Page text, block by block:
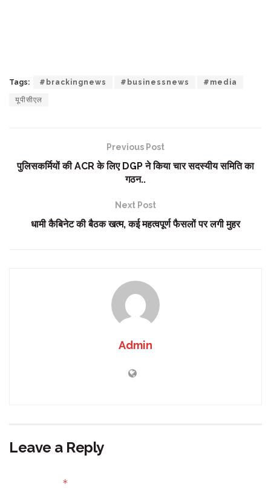
Tags: #brackingnews #businessnews #media
यूपीसीएल
Previous Post
पुलिसकर्मियों की ACR के लिए DGP ने किया चार सदस्यीय समिति का
गठन..
Next Post
धामी कैबिनेट की बैठक खत्म, कई महत्वपूर्ण फैसलों पर लगी मुहर
Admin
Leave a Reply
*